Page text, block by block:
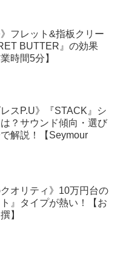
》フレット&指板クリー
BUTTER』の効果
時間5分】
レスP.U》『STACK』シ
？サウンド傾向・選び
解説！【Seymour
クオリティ》10万円台の
ト』タイプが熱い！【お
】